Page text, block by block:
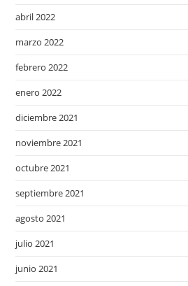
abril 2022
marzo 2022
febrero 2022
enero 2022
diciembre 2021
noviembre 2021
octubre 2021
septiembre 2021
agosto 2021
julio 2021
junio 2021